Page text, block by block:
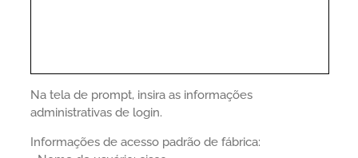
Na tela de prompt, insira as informações
administrativas de login.
Informações de acesso padrão de fábrica: